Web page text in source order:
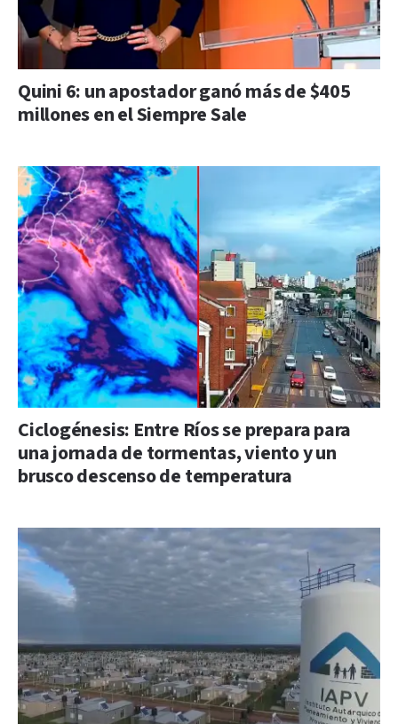
Quini 6: un apostador ganó más de $405
millones en el Siempre Sale
Ciclogénesis: Entre Ríos se prepara para
una jornada de tormentas, viento y un
brusco descenso de temperatura